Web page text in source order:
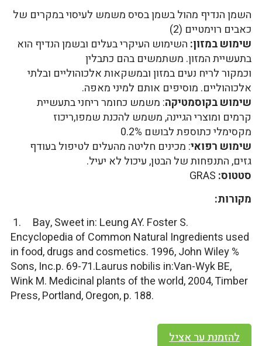
השמן הנדיף מהול בשמן בסיס משמש לעיסוי במקרים של
כאבים רוימטיים (2)
שימוש במזון: השימוש העיקרי בעלים ובשמן הנדיף הוא
בתעשיית המזון. משתמשים בהם כתבלין
וכמקור לריח נעים במזון ובמשקאות אלכוהוליים ובלתי
אלכוהוליים. מוסיפים אותם למיני מאפה.
שימוש בקוסמטיקה: משמש כחומר ריחני בתעשיית
קרמים ומוצרי הגיינה, משמש להכנת שמפו,ריכוז
מקסימלי כתוספת לבושם 0.2%
שימוש רפואי: מכינים חליטה מהעלים לטיפול בעודף
גזים, התנפחות של הבטן, עיכול לא יעיל.
סטטוס:
מקורות:
1. Bay, Sweet in: Leung AY. Foster S.
Encyclopedia of Common Natural Ingredients used
in food, drugs and cosmetics. 1996, John Wiley %
Sons, Inc.p. 69-71.Laurus nobilis in:Van-Wyk BE,
Wink M. Medicinal plants of the world, 2004, Timber
Press, Portland, Oregon, p. 188.
להזמנת ער אציל